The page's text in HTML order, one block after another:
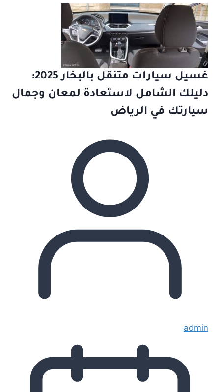
غسيل سيارات متنقل بالبخار 2025:
دليلك الشامل لاستعادة لمعان وجمال
سيارتك في الرياض
admin